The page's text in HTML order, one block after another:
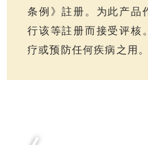
条例》註册。为此产品
行该等註册而接受评核
疗或预防任何疾病之用。